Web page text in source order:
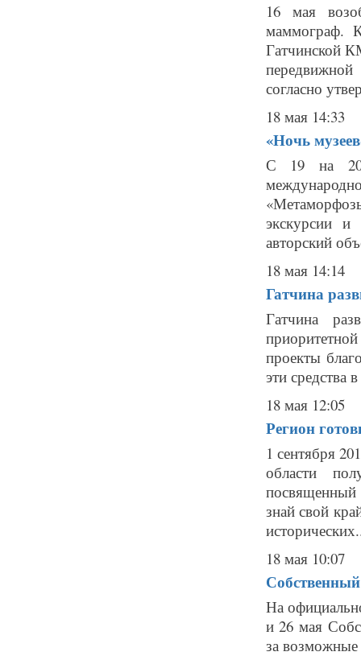
16 мая
маммограф.
Гатчинской
согласно
18 мая 14:33
«Ночь
С 19 на 20
экскурсии и
авторский
18 мая 14:14
Гатчина
Гатчина
проекты
эти средства
18 мая 12:05
Регион
1 сентября
области
знай свой
18 мая 10:07
На
и 26 мая
за